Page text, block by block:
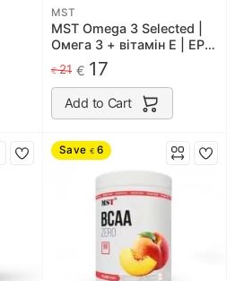
MST
MST Omega 3 Selected |
Омега 3 + вітамін Е | EPA
330 DHA 220 | 110 капсул
€21 € 17
Add to Cart
Save € 6